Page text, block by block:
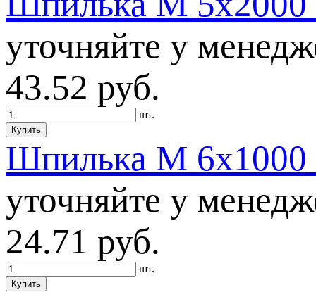
уточняйте у
43.52 руб.
шт.
Купить
Шпилька М 6х1000
уточняйте у
24.71 руб.
шт.
Купить